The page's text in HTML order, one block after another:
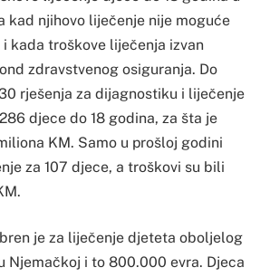
kad njihovo liječenje nije moguće
kada troškove liječenja izvan
zdravstvenog osiguranja. Do
rješenja za dijagnostiku i liječenje
djece do 18 godina, za šta je
KM. Samo u prošloj godini
za 107 djece, a troškovi su bili
je za liječenje djeteta oboljelog
Njemačkoj i to 800.000 evra. Djeca